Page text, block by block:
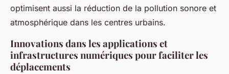
optimisent aussi la réduction de la pollution sonore et
atmosphérique dans les centres urbains.
Innovations dans les applications et
infrastructures numériques pour faciliter les
déplacements